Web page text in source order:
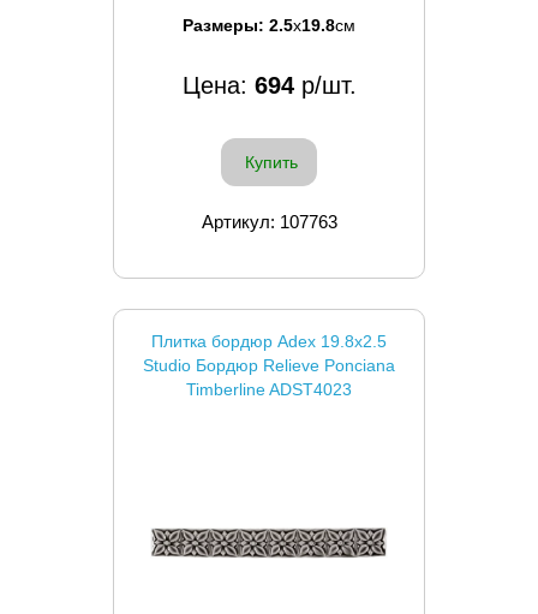
Размеры: 2.5x19.8см
Цена: 694р/шт.
Купить
Артикул: 107763
Плитка бордюр Adex 19.8x2.5
Studio Бордюр Relieve Ponciana
Timberline ADST4023